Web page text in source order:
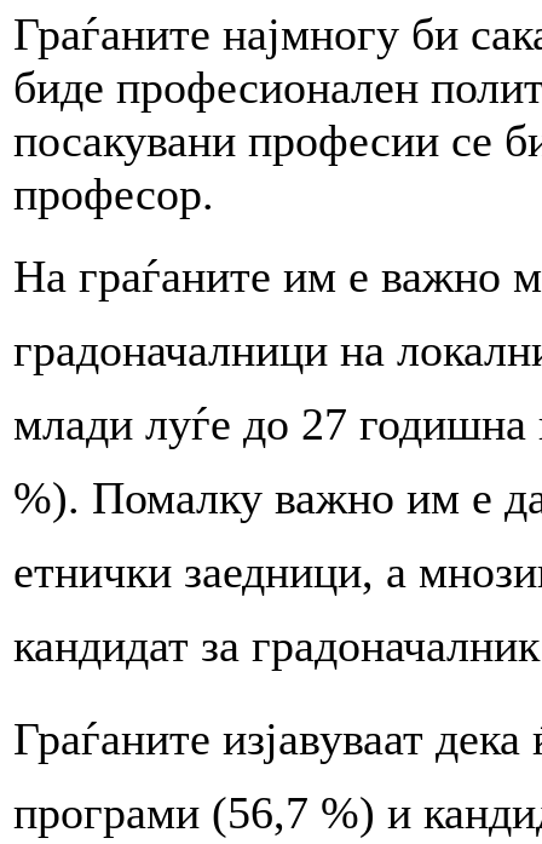
Граѓаните најмногу би
биде професионален
посакувани професии се
професор.
На граѓаните им е важно
градоначалници на
млади луѓе до 27
%). Помалку важно им е
етнички заедници, а
кандидат за
Граѓаните изјавуваат
програми (56,7 %) и